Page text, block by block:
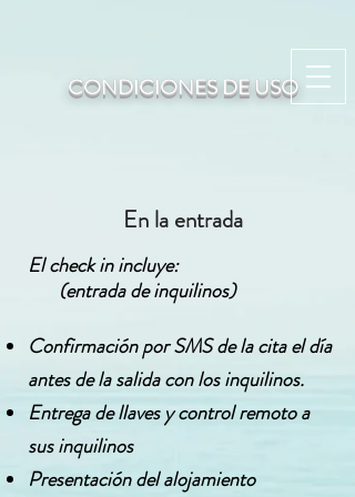
CONDICIONES DE USO
En la entrada
El check in incluye:
(entrada de inquilinos)
Confirmación por SMS de la cita el día
antes de la salida con los inquilinos.
Entrega de llaves y control remoto a
sus inquilinos​
Presentación del alojamiento